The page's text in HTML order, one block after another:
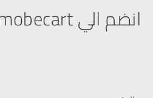
انضم الي mobecart للصناعات اليدوية